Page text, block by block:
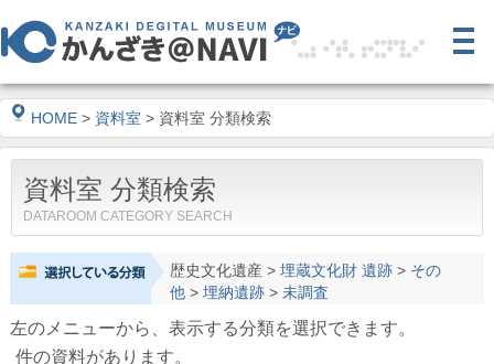
HOME > 資料室 > 資料室 分類検索
資料室 分類検索
DATAROOM CATEGORY SEARCH
歴史文化遺産> 埋蔵文化財 遺跡> その
他> 埋納遺跡> 未調査
左のメニューから、表示する分類を選択できます。
件の資料があります。